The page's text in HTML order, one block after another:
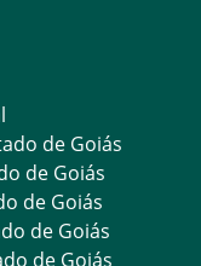
de Goiás
de Goiás
de Goiás
de Goiás
de Goiás